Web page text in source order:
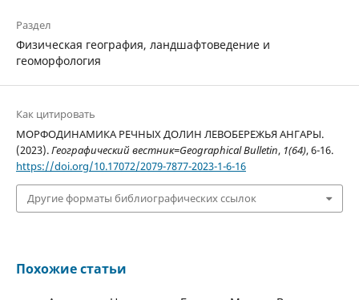
Раздел
Физическая география, ландшафтоведение и
геоморфология
Как цитировать
МОРФОДИНАМИКА РЕЧНЫХ ДОЛИН ЛЕВОБЕРЕЖЬЯ АНГАРЫ.
(2023).Географический вестник=Geographical Bulletin, 1(64), 6-16.
https://doi.org/10.17072/2079-7877-2023-1-6-16
Другие форматы библиографических ссылок
Похожие статьи